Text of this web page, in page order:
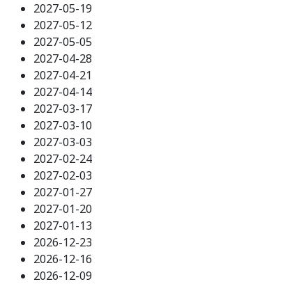
2027-05-19
2027-05-12
2027-05-05
2027-04-28
2027-04-21
2027-04-14
2027-03-17
2027-03-10
2027-03-03
2027-02-24
2027-02-03
2027-01-27
2027-01-20
2027-01-13
2026-12-23
2026-12-16
2026-12-09